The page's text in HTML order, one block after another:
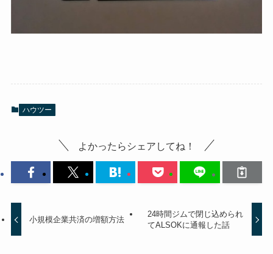
ハウツー
よかったらシェアしてね！
小規模企業共済の増額方法
24時間ジムで閉じ込められ
てALSOKに通報した話